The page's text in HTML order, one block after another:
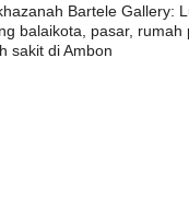
Bartele Gallery:
balaikota, pasar, rumah
sakit di Ambon